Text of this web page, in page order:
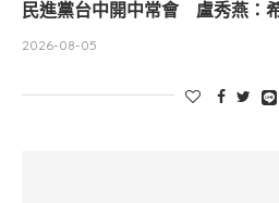
民進黨台中開中常會 盧秀燕：
2026-08-05